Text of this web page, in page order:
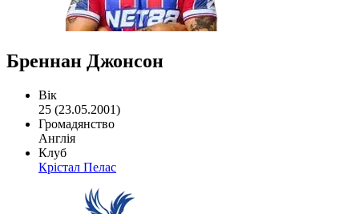
Бреннан Джонсон
Вік
25 (23.05.2001)
Громадянство
Англія
Клуб
Крістал Пелас